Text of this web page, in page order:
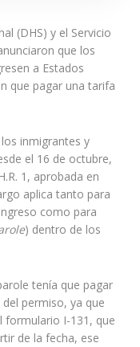
(DHS) y el Servicio
que los
a Estados
que pagar una tarifa
inmigrantes y
el 16 de octubre,
1, aprobada en
aplica tanto para
como para
) dentro de los
tenía que pagar
permiso, ya que
formulario I-131, que
de la fecha, ese